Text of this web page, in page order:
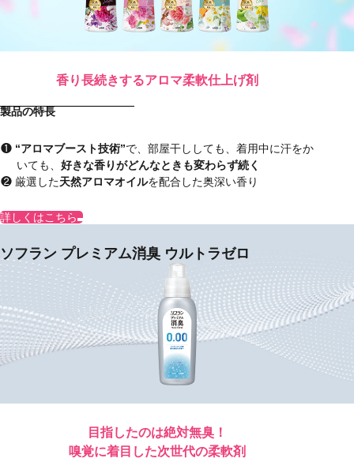
香り長続きするアロマ柔軟仕上げ剤
製品の特長
“アロマブースト技術”で、部屋干ししても、着用中に汗をか
いても、 好きな香りがどんなときも変わらず続く
厳選した天然アロマオイルを配合した奥深い香り
詳しくはこちら
ソフラン プレミアム消臭 ウルトラゼロ
目指したのは絶対無臭！
嗅覚に着目した次世代の柔軟剤